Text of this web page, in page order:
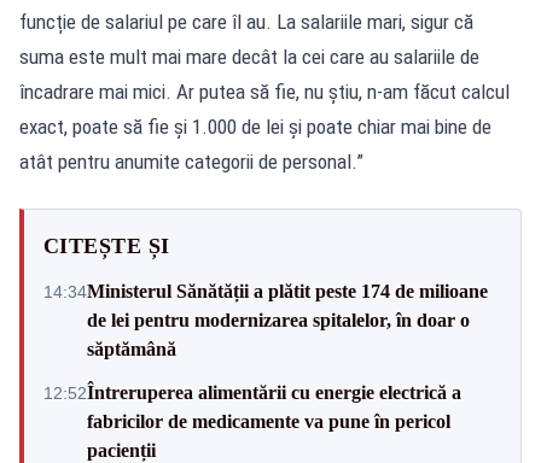
funcție de salariul pe care îl au. La salariile mari, sigur că
suma este mult mai mare decât la cei care au salariile de
încadrare mai mici. Ar putea să fie, nu știu, n-am făcut calcul
exact, poate să fie și 1.000 de lei și poate chiar mai bine de
atât pentru anumite categorii de personal.”
CITEȘTE ȘI
14:34Ministerul Sănătății a plătit peste 174 de milioane
de lei pentru modernizarea spitalelor, în doar o
săptămână
12:52Întreruperea alimentării cu energie electrică a
fabricilor de medicamente va pune în pericol
pacienții